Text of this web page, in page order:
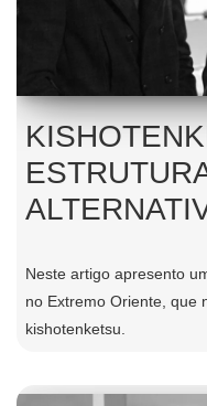
Neste artigo apresento
no Extremo Oriente, que
kishotenketsu.